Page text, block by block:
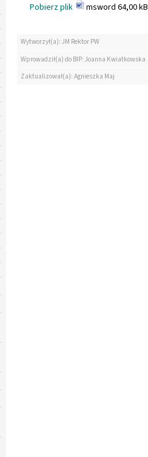
Pobierz plik msword 64,00 kB
Wytworzył(a): JM Rektor PW
Wprowadził(a) do BIP: Joanna Kwiatkowska
Zaktualizował(a): Agnieszka Maj